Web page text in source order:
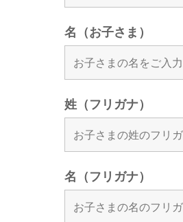
名（お子さま）
姓（フリガナ）
名（フリガナ）